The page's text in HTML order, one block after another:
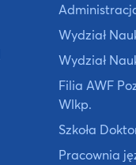
Wydział
Wydział
Filia AWF
Wlkp.
Szkoła
Pracownia